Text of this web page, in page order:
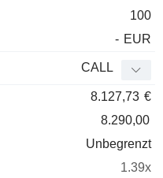
100
- EUR
CALL
8.127,73 €
8.290,00
Unbegrenzt
1.39x